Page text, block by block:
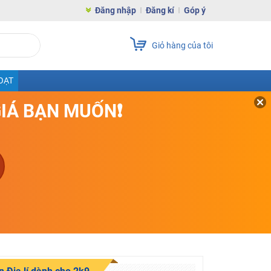
Đăng nhập Đăng kí Góp ý
Giỏ hàng của tôi
BẠN MUỐN❗